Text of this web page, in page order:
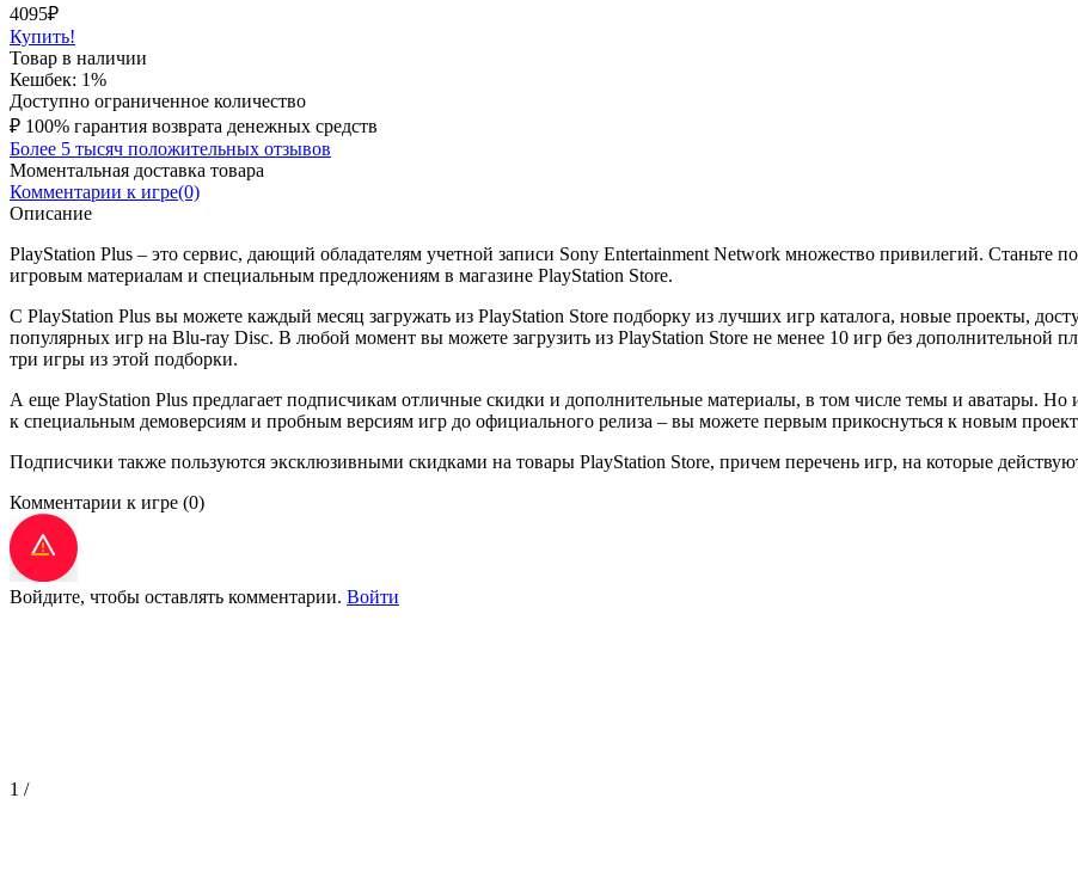
4095₽
Купить!
Товар в наличии
Кешбек: 1%
Доступно ограниченное количество
₽ 100% гарантия возврата денежных средств
Более 5 тысяч положительных отзывов
Моментальная доставка товара
Комментарии к игре(0)
Описание
PlayStation Plus – это сервис, дающий обладателям учетной записи Sony Entertainment Network множество привилегий. Станьте
игровым материалам и специальным предложениям в магазине PlayStation Store.
С PlayStation Plus вы можете каждый месяц загружать из PlayStation Store подборку из лучших игр каталога, новые проекты,
популярных игр на Blu-ray Disc. В любой момент вы можете загрузить из PlayStation Store не менее 10 игр без
три игры из этой подборки.
А еще PlayStation Plus предлагает подписчикам отличные скидки и дополнительные материалы, в том числе темы и аватары.
к специальным демоверсиям и пробным версиям игр до официального релиза – вы можете первым прикоснуться к новым
Подписчики также пользуются эксклюзивными скидками на товары PlayStation Store, причем перечень игр, на которые
Комментарии к игре (0)
Войдите, чтобы оставлять комментарии. Войти
1 /